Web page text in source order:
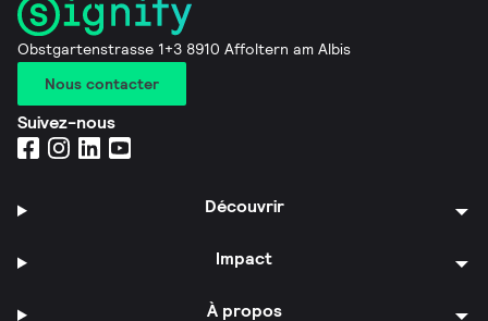
Obstgartenstrasse 1+3 8910 Affoltern am Albis
Nous contacter
Suivez-nous
Découvrir
Impact
À propos